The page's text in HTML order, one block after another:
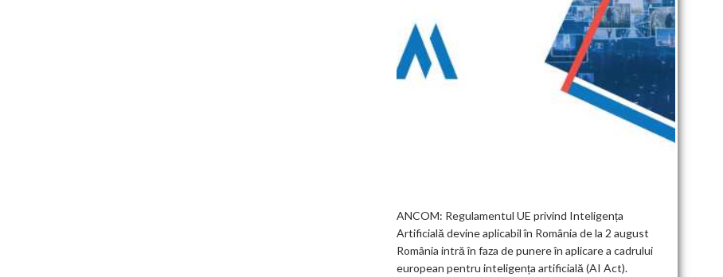
ANCOM: Regulamentul UE privind Inteligența
Artificială devine aplicabil în România de la 2 august
România intră în faza de punere în aplicare a cadrului
european pentru inteligența artificială (AI Act).